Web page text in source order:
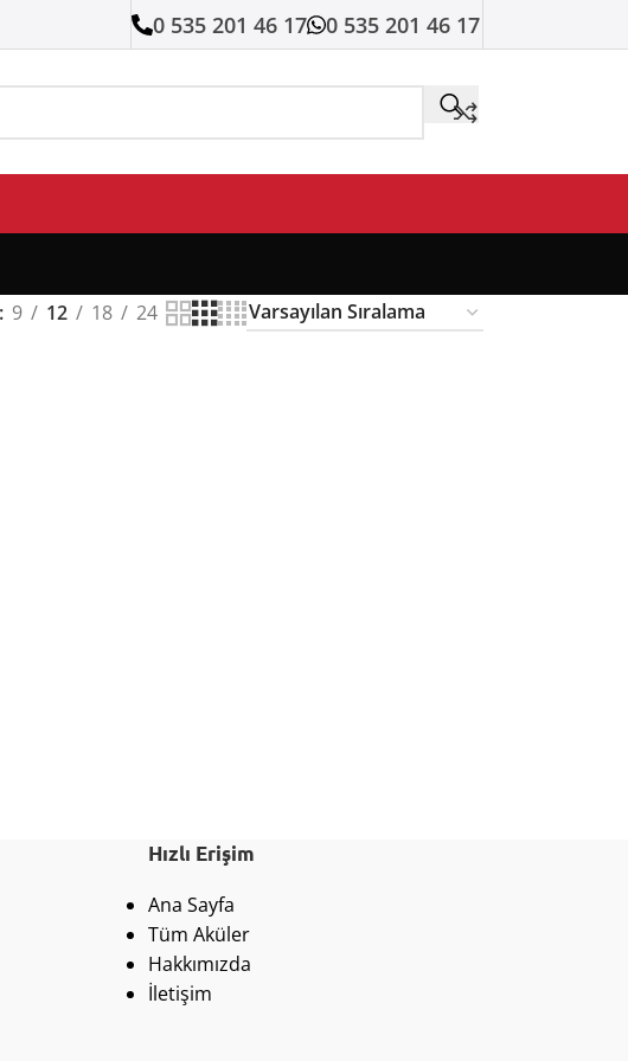
0 535 201 46 17 0 535 201 46 17
9 12 18 24
Hızlı Erişim
Ana Sayfa
Tüm Aküler
Hakkımızda
İletişim